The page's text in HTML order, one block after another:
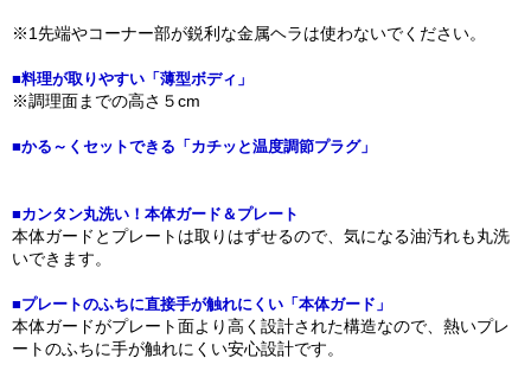
※1先端やコーナー部が鋭利な金属ヘラは使わないでください。
■料理が取りやすい「薄型ボディ」
※調理面までの高さ５cm
■かる～くセットできる「カチッと温度調節プラグ」
■カンタン丸洗い！本体ガード＆プレート
本体ガードとプレートは取りはずせるので、気になる油汚れも丸洗
いできます。
■プレートのふちに直接手が触れにくい「本体ガード」
本体ガードがプレート面より高く設計された構造なので、熱いプレ
ートのふちに手が触れにくい安心設計です。